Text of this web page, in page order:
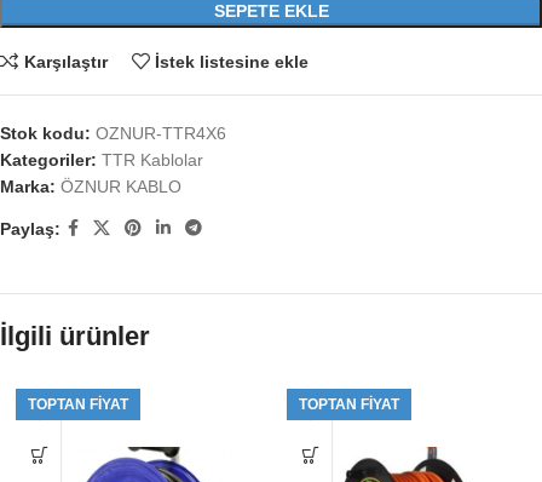
SEPETE EKLE
Karşılaştır İstek listesine ekle
Stok kodu: OZNUR-TTR4X6
Kategoriler: TTR Kablolar
Marka: ÖZNUR KABLO
Paylaş:
İlgili ürünler
TOPTAN FIYAT TOPTAN FIYAT